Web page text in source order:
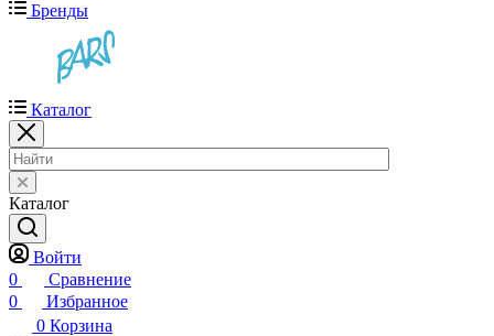
Бренды
Каталог
Каталог
Войти
0
Сравнение
0
Избранное
0 Корзина